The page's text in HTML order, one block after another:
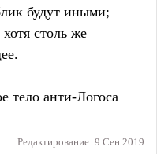
будут иными;
столь же
тело анти-Логоса
Редактирование: 9 Сен 2019